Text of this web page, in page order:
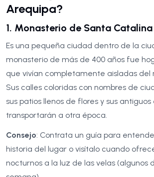
Arequipa?
1. Monasterio de Santa Catalina
Es una pequeña ciudad dentro de la
monasterio de más de 400 años fue
que vivían completamente aisladas del
Sus calles coloridas con nombres de
sus patios llenos de flores y sus
transportarán a otra época.
Consejo: Contrata un guía para
historia del lugar o visítalo cuando
nocturnos a la luz de las velas (algunos